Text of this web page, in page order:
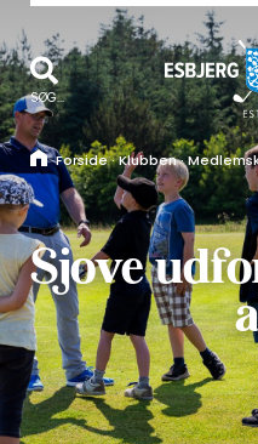
SØG...
Forside·Klubben·
Sjove